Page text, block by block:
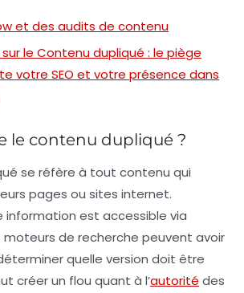
et des audits de contenu
le Contenu dupliqué : le piège
votre SEO et votre présence dans
le contenu dupliqué ?
se réfère à tout contenu qui
pages ou sites internet.
information est accessible via
moteurs de recherche peuvent avoir
quelle version doit être
créer un flou quant à l’autorité des